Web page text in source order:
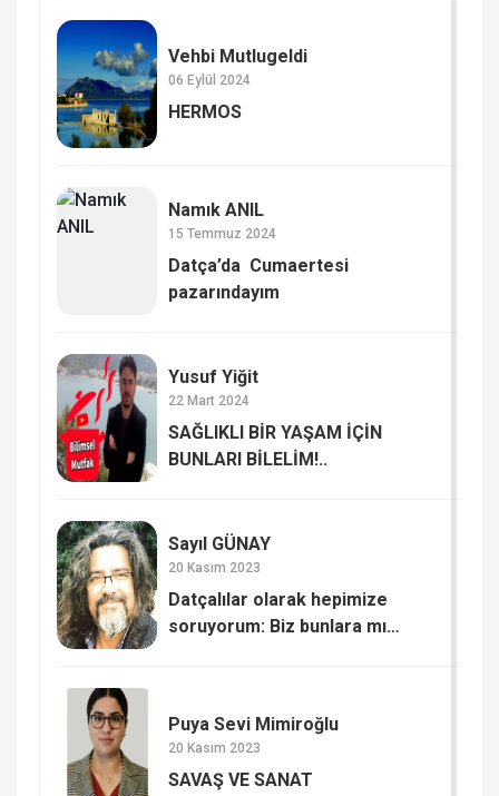
Vehbi Mutlugeldi
06 Eylül 2024
HERMOS​
Namık ANIL
15 Temmuz 2024
Datça’da Cumaertesi
pazarındayım
Yusuf Yiğit
22 Mart 2024
SAĞLIKLI BİR YAŞAM İÇİN
BUNLARI BİLELİM!..
Sayıl GÜNAY
20 Kasım 2023
Datçalılar olarak hepimize
soruyorum: Biz bunlara mı
Puya Sevi Mimiroğlu
20 Kasım 2023
SAVAŞ VE SANAT